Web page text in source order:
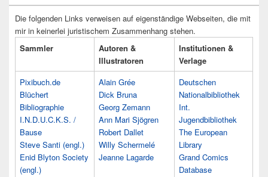
Die folgenden Links verweisen auf eigenständige Webseiten, die mit
mir in keinerlei juristischem Zusammenhang stehen.
Sammler
Autoren &
Illustratoren
Institutionen &
Verlage
Pixibuch.de
Blüchert
Bibliographie
I.N.D.U.C.K.S. /
Bause
Steve Santi (engl.)
Enid Blyton Society
(engl.)
Alain Grée
Dick Bruna
Georg Zemann
Ann Mari Sjögren
Robert Dallet
Willy Schermelé
Jeanne Lagarde
Deutschen
Nationalbibliothek
Int.
Jugendbibliothek
The European
Library
Grand Comics
Database